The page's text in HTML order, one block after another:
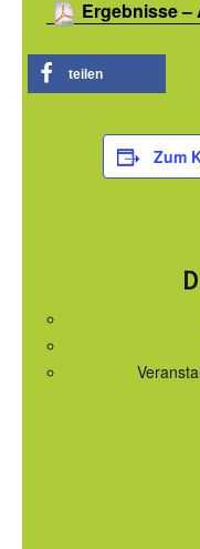
TURNIERSPORT
JUGEND TERMINE
FREIZEIT
Ergebnisse –
teilen
Zum